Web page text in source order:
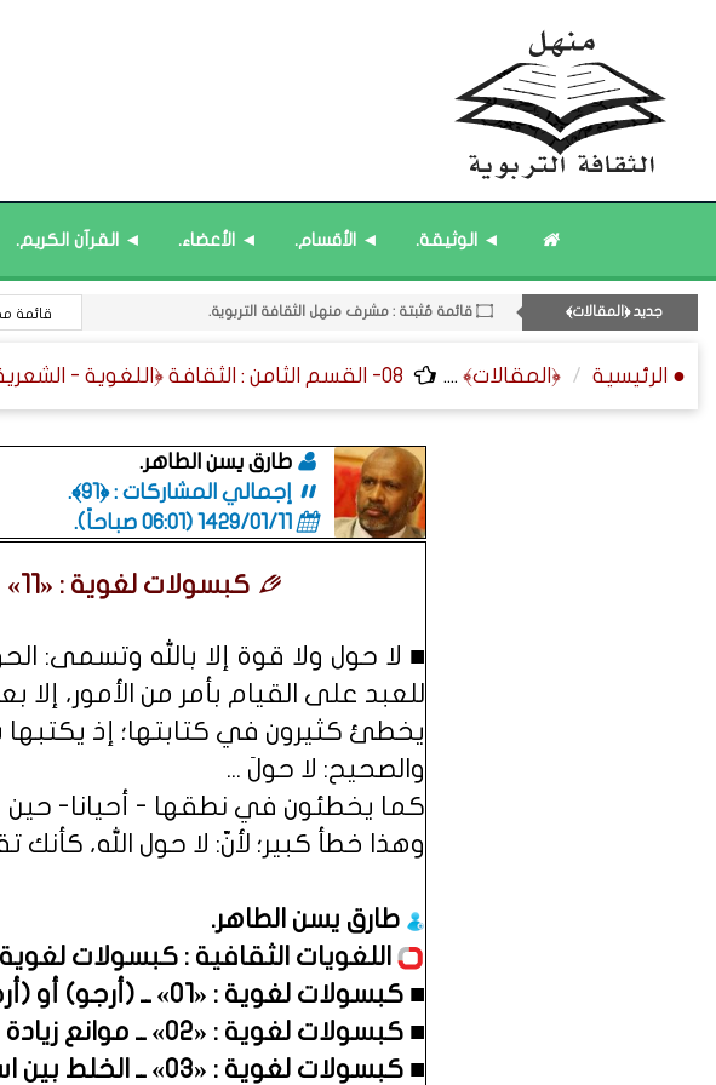
◄ الوثيقة. ◄ الأقسام. ◄ الأعضاء. ◄ القرآن الكريم.
جديد ﴿المقالات﴾
۝ قائمة مُثبتة : إدارة منهل الثقافة التربوية.
۝ قائمة مُحدَّثة : مختارات من المشاركات المُحدَّثة.
11- القسم الحادي عشر : ﴿اللقاءات الشخصية - الثقافة المتسلسلة﴾.
08- القسم الثامن : الثقافة ﴿اللغوية - الشعرية - القصصية﴾.
۝ قائمة مُحدَّثة : مختارات من جديد المشاركات.
۝ قائمة مُثبتة : مشرف منهل الثقافة التربوية. قائمة
● الرئيسية ﴿المقالات﴾ .... 08- القسم الثامن : الثقافة ﴿اللغوية - الشعرية - القصصية﴾.
طارق يسن الطاهر.
إجمالي المشاركات : ﴿91﴾.
1429/01/11 (06:01 صباحاً)
.
كبسولات لغوية : «11» - الأخطاء الشائعة في كتابة ونطق الحوقلة.
■ لا حول ولا قوة إلا بالله وتسمى:
للعبد على القيام بأمر من الأمور، إلا
يخطئ كثيرون في كتابتها؛ إذ
والصحيح: لا حولَ ...
كما يخطئون في نطقها - أحيانا- حين
وهذا خطأ كبير؛ لأنّ: لا حول الله، كأنك
طارق يسن الطاهر.
اللغويات الثقافية : كبسولات لغوية
■ كبسولات لغوية : «01» ــ (أرجو) أو (أرجوا).
■ كبسولات لغوية : «02» ــ موانع زيادة الألف بعد الفتحتين عند التنوين بالنصب.
■ كبسولات لغوية : «03» ــ الخلط بين استخدام : نفد - نفذ.